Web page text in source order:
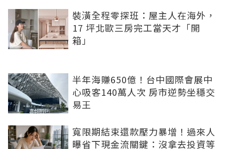
裝潢全程零探班：屋主人在海外，
17 坪北歐三房完工當天才「開
箱」
半年海賺650億！台中國際會展中
心吸客140萬人次 房市逆勢坐穩交
易王
寬限期結束還款壓力暴增！過來人
曝省下現金流關鍵：沒拿去投資等